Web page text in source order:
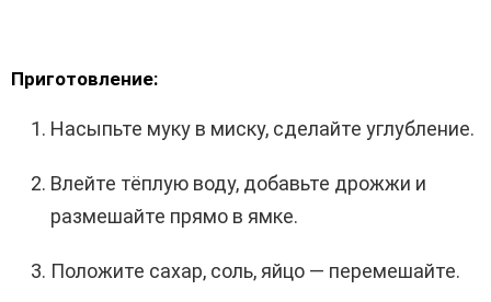
Приготовление:
Насыпьте муку в миску, сделайте углубление.
Влейте тёплую воду, добавьте дрожжи и
размешайте прямо в ямке.
Положите сахар, соль, яйцо — перемешайте.